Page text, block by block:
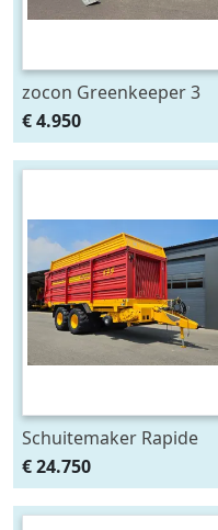
zocon Greenkeeper 3
mtr met Z150 PROF
zaaimachine
€ 4.950
Schuitemaker Rapide
135
opraapwagen/
(bj 2012)
€ 24.750